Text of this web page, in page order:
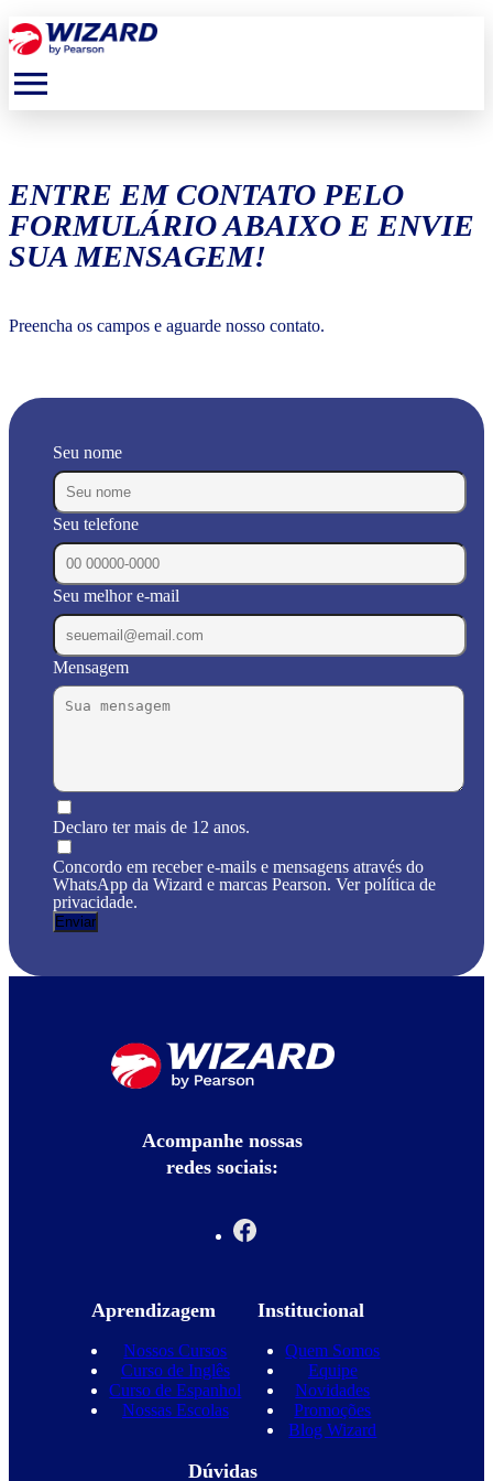
menu
ENTRE EM CONTATO PELO
FORMULÁRIO ABAIXO E ENVIE
SUA MENSAGEM!
Preencha os campos e aguarde nosso contato.
Seu nome
Seu telefone
Seu melhor e-mail
Mensagem
Declaro ter mais de 12 anos.
Concordo em receber e-mails e mensagens através do
WhatsApp da Wizard e marcas Pearson. Ver política de
privacidade.
Acompanhe nossas
redes sociais:
Aprendizagem
Nossos Cursos
Curso de Inglês
Curso de Espanhol
Nossas Escolas
Institucional
Quem Somos
Equipe
Novidades
Promoções
Blog Wizard
Dúvidas